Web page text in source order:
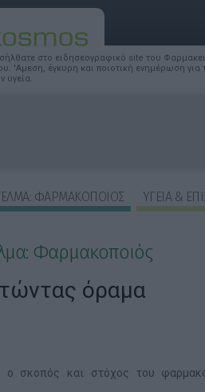
στο ειδησεογραφικό site του
'Αμεση, έγκυρη και ποιοτική ενημέρωση
υγεία.
ΦΑΡΜΑΚΟΠΟΙΟΣ ΥΓΕΙΑ &
Φαρμακοποιός
όραμα
ο σκοπός και στόχος του